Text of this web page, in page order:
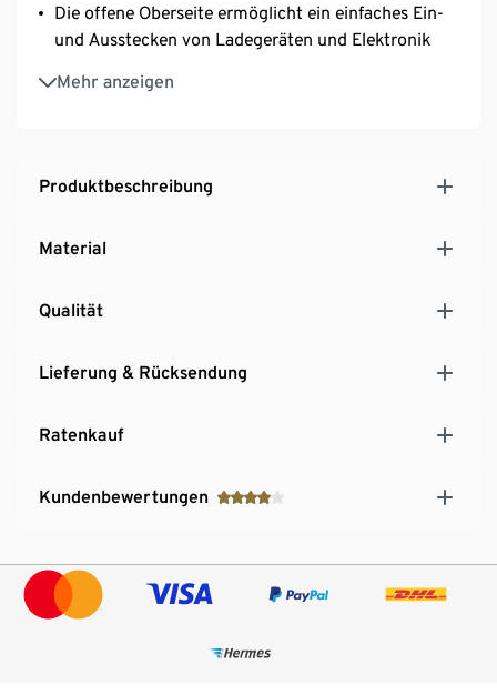
Die offene Oberseite ermöglicht ein einfaches Ein-
und Ausstecken von Ladegeräten und Elektronik
Mehr anzeigen
Mehr Komfort und weniger Kabelgewirr
Anschluss über die Haushaltssteckdose
MADE IN GERMANY
Produktbeschreibung
Material
Qualität
Lieferung & Rücksendung
Ratenkauf
Kundenbewertungen